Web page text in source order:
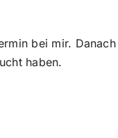
bei mir.
haben.